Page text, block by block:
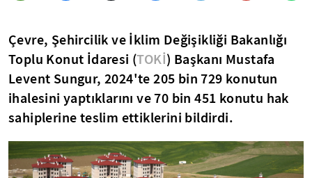
Çevre, Şehircilik ve İklim Değişikliği Bakanlığı
Toplu Konut İdaresi (TOKİ) Başkanı Mustafa
Levent Sungur, 2024'te 205 bin 729 konutun
ihalesini yaptıklarını ve 70 bin 451 konutu hak
sahiplerine teslim ettiklerini bildirdi.